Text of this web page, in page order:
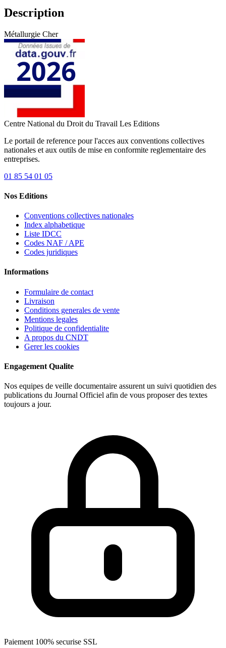
Description
Métallurgie Cher
Centre National du Droit du Travail Les Editions
Le portail de reference pour l'acces aux conventions collectives
nationales et aux outils de mise en conformite reglementaire des
entreprises.
01 85 54 01 05
Nos Editions
Conventions collectives nationales
Index alphabetique
Liste IDCC
Codes NAF / APE
Codes juridiques
Informations
Formulaire de contact
Livraison
Conditions generales de vente
Mentions legales
Politique de confidentialite
A propos du CNDT
Gerer les cookies
Engagement Qualite
Nos equipes de veille documentaire assurent un suivi quotidien des
publications du Journal Officiel afin de vous proposer des textes
toujours a jour.
Paiement 100% securise SSL